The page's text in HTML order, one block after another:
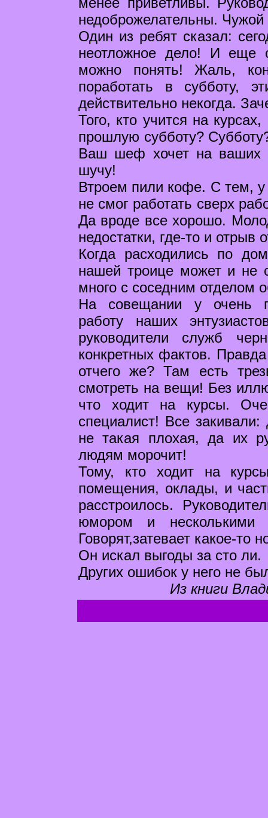
недоброжелательны. Чужой
Один из ребят сказал:
неотложное дело! И еще
можно понять! Жаль,
поработать в субботу,
действительно некогда.
Того, кто учится на
прошлую субботу?
Ваш шеф хочет на ваших
шучу!
Втроем пили кофе. С тем, у
не смог работать сверх
Да вроде все хорошо.
недостатки, где-то и
Когда расходились по
нашей троице может и не
много с соседним отделом
На совещании у очень
работу наших
руководители служб
конкретных фактов.
отчего же? Там есть
смотреть на вещи! Без
что ходит на курсы.
специалист! Все
не такая плохая, да их
людям морочит!
Тому, кто ходит на
помещения, оклады, и
расстроилось.
юмором и
Говорят,затевает какое-то
Он искал выгоды за сто ли.
Других ошибок у него не
Из книги